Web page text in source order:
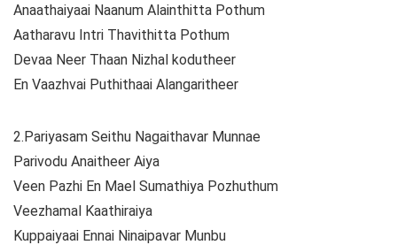
Anaathaiyaai Naanum Alainthitta Pothum
Aatharavu Intri Thavithitta Pothum
Devaa Neer Thaan Nizhal kodutheer
En Vaazhvai Puthithaai Alangaritheer
2.Pariyasam Seithu Nagaithavar Munnae
Parivodu Anaitheer Aiya
Veen Pazhi En Mael Sumathiya Pozhuthum
Veezhamal Kaathiraiya
Kuppaiyaai Ennai Ninaipavar Munbu